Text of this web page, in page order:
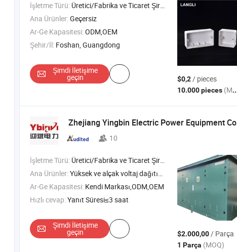
İşletme Türü: Üretici/Fabrika ve Ticaret Şirketi
Ana Ürünler:Geçersiz
Ar-Ge Kapasitesi:ODM,OEM
Şehir/İl: Foshan, Guangdong
Şimdi İletişime
geçin $0,2/ pieces
10.000 pieces (MOQ)
Zhejiang Yingbin Electric Power Equipment
10
İşletme Türü: Üretici/Fabrika ve Ticaret Şirketi
Ana Ürünler:Yüksek ve alçak voltaj dağıtım cabineti
Ar-Ge Kapasitesi: Kendi Markası,ODM,OEM
Hızlı cevap:Yanıt Süresi≤3 saat
Şimdi İletişime
geçin $2.000,00/ Parça
1 Parça (MOQ)